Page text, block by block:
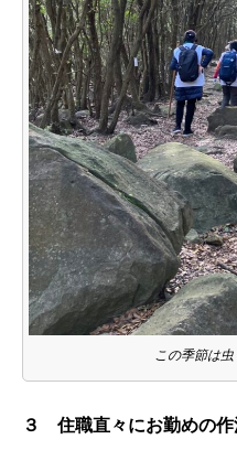
この季節は
３ 住職直々にお勤めの作